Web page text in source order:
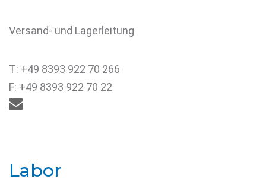
Versand- und Lagerleitung
T: +49 8393 922 70 266
F: +49 8393 922 70 22

Labor